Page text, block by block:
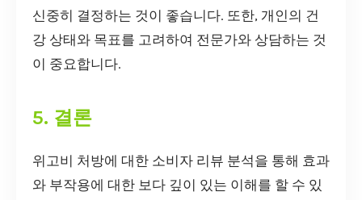
신중히 결정하는 것이 좋습니다. 또한, 개인의 건
강 상태와 목표를 고려하여 전문가와 상담하는 것
이 중요합니다.
5. 결론
위고비 처방에 대한 소비자 리뷰 분석을 통해 효과
와 부작용에 대한 보다 깊이 있는 이해를 할 수 있